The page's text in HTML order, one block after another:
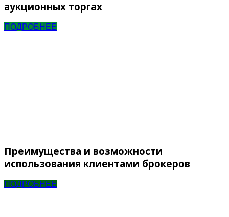
аукционных торгах
ПОДРОБНЕЕ
Преимущества и возможности
использования клиентами брокеров
ПОДРОБНЕЕ